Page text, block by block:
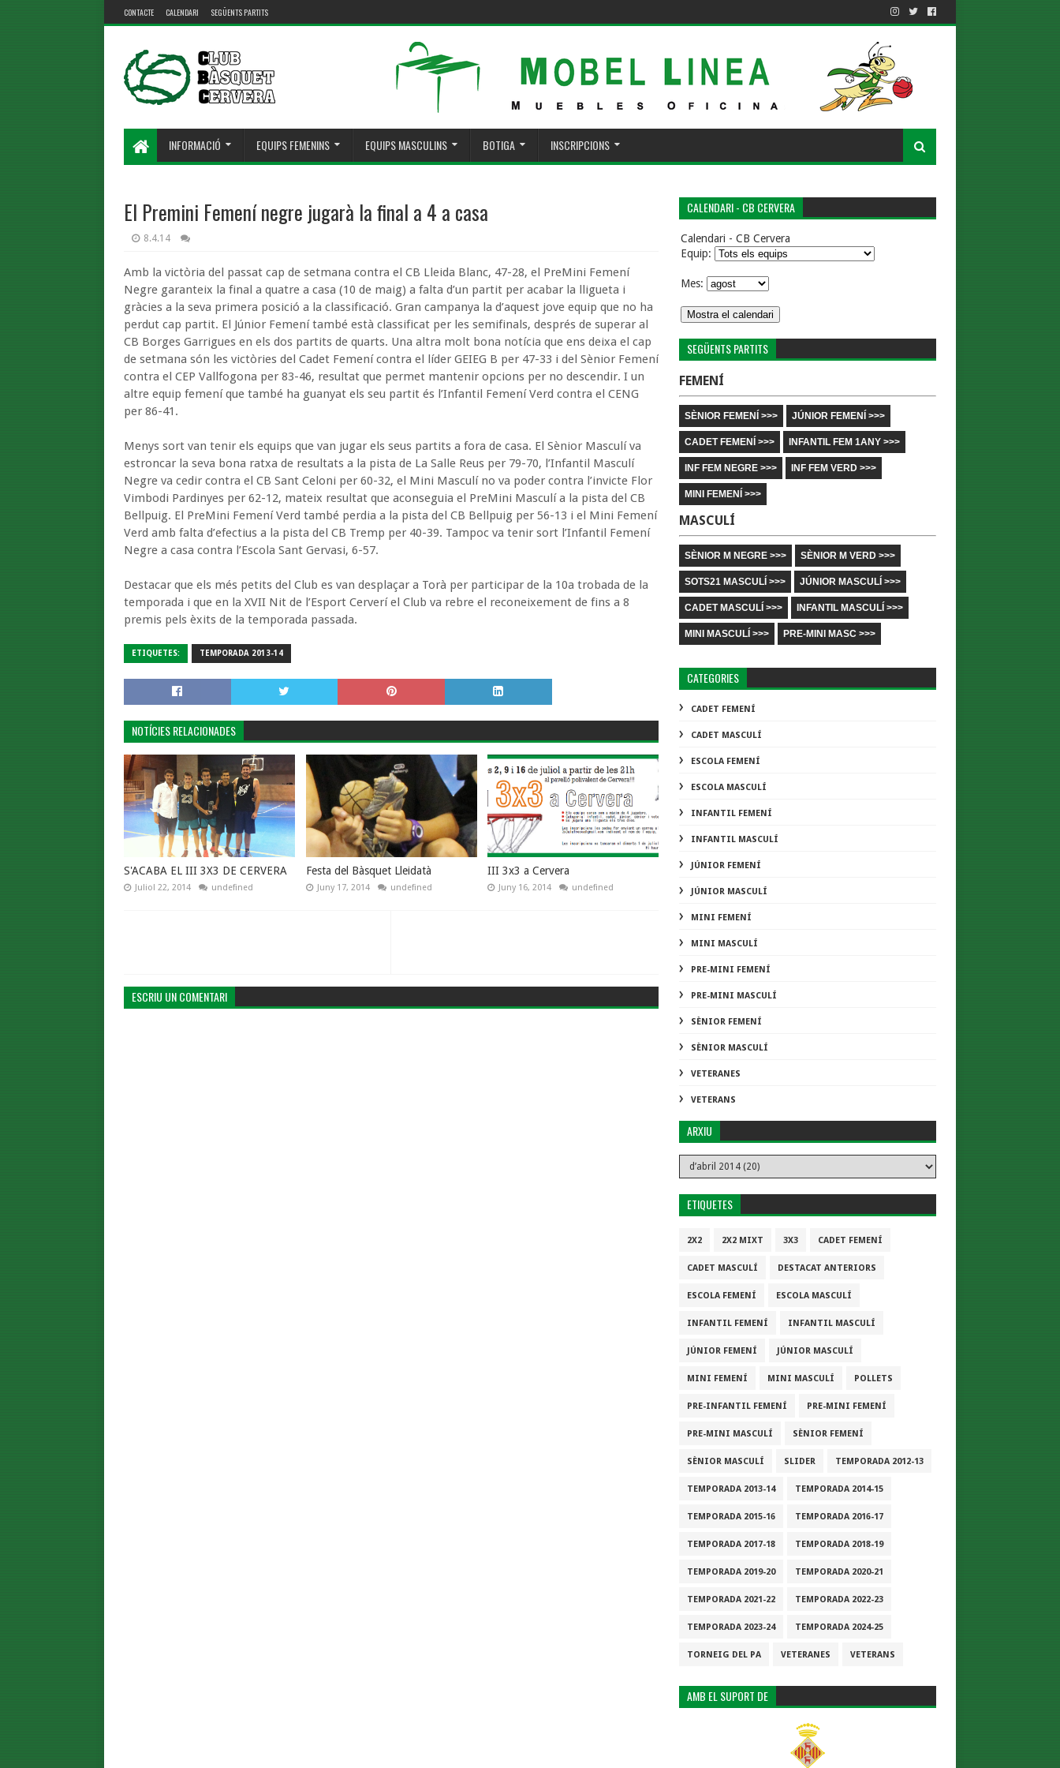
CONTACTE CALENDARI SEGÜENTS PARTITS
INFORMACIÓ EQUIPS FEMENINS EQUIPS MASCULINS BOTIGA INSCRIPCIONS
El Premini Femení negre jugarà la final a 4 a casa
8.4.14
Amb la victòria del passat cap de setmana contra el CB Lleida Blanc, 47-28, el PreMini Femení
Negre garanteix la final a quatre a casa (10 de maig) a falta d’un partit per acabar la lligueta i
gràcies a la seva primera posició a la classificació. Gran campanya la d’aquest jove equip que no ha
perdut cap partit. El Júnior Femení també està classificat per les semifinals, després de superar al
CB Borges Garrigues en els dos partits de quarts. Una altra molt bona notícia que ens deixa el cap
de setmana són les victòries del Cadet Femení contra el líder GEIEG B per 47-33 i del Sènior Femení
contra el CEP Vallfogona per 83-46, resultat que permet mantenir opcions per no descendir. I un
altre equip femení que també ha guanyat els seu partit és l’Infantil Femení Verd contra el CENG
per 86-41.
Menys sort van tenir els equips que van jugar els seus partits a fora de casa. El Sènior Masculí va
estroncar la seva bona ratxa de resultats a la pista de La Salle Reus per 79-70, l’Infantil Masculí
Negre va cedir contra el CB Sant Celoni per 60-32, el Mini Masculí no va poder contra l’invicte Flor
Vimbodi Pardinyes per 62-12, mateix resultat que aconseguia el PreMini Masculí a la pista del CB
Bellpuig. El PreMini Femení Verd també perdia a la pista del CB Bellpuig per 56-13 i el Mini Femení
Verd amb falta d’efectius a la pista del CB Tremp per 40-39. Tampoc va tenir sort l’Infantil Femení
Negre a casa contra l’Escola Sant Gervasi, 6-57.
Destacar que els més petits del Club es van desplaçar a Torà per participar de la 10a trobada de la
temporada i que en la XVII Nit de l’Esport Cerverí el Club va rebre el reconeixement de fins a 8
premis pels èxits de la temporada passada.
ETIQUETES: TEMPORADA 2013-14
NOTÍCIES RELACIONADES
S'ACABA EL III 3X3 DE CERVERA
Juliol 22, 2014 undefined
Festa del Bàsquet Lleidatà
Juny 17, 2014 undefined
III 3x3 a Cervera
Juny 16, 2014 undefined
ESCRIU UN COMENTARI
CALENDARI - CB CERVERA
Calendari - CB Cervera
Equip:
Mes:
SEGÜENTS PARTITS
FEMENÍ
SÈNIOR FEMENÍ >>> JÚNIOR FEMENÍ >>>
CADET FEMENÍ >>> INFANTIL FEM 1ANY >>>
INF FEM NEGRE >>> INF FEM VERD >>>
MINI FEMENÍ >>>
MASCULÍ
SÈNIOR M NEGRE >>> SÈNIOR M VERD >>>
SOTS21 MASCULÍ >>> JÚNIOR MASCULÍ >>>
CADET MASCULÍ >>> INFANTIL MASCULÍ >>>
MINI MASCULÍ >>> PRE-MINI MASC >>>
CATEGORIES
CADET FEMENÍ
CADET MASCULÍ
ESCOLA FEMENÍ
ESCOLA MASCULÍ
INFANTIL FEMENÍ
INFANTIL MASCULÍ
JÚNIOR FEMENÍ
JÚNIOR MASCULÍ
MINI FEMENÍ
MINI MASCULÍ
PRE-MINI FEMENÍ
PRE-MINI MASCULÍ
SÈNIOR FEMENÍ
SÈNIOR MASCULÍ
VETERANES
VETERANS
ARXIU
ETIQUETES
2X2 2X2 MIXT 3X3 CADET FEMENÍ
CADET MASCULÍ DESTACAT ANTERIORS
ESCOLA FEMENÍ ESCOLA MASCULÍ
INFANTIL FEMENÍ INFANTIL MASCULÍ
JÚNIOR FEMENÍ JÚNIOR MASCULÍ
MINI FEMENÍ MINI MASCULÍ POLLETS
PRE-INFANTIL FEMENÍ PRE-MINI FEMENÍ
PRE-MINI MASCULÍ SÈNIOR FEMENÍ
SÈNIOR MASCULÍ SLIDER TEMPORADA 2012-13
TEMPORADA 2013-14 TEMPORADA 2014-15
TEMPORADA 2015-16 TEMPORADA 2016-17
TEMPORADA 2017-18 TEMPORADA 2018-19
TEMPORADA 2019-20 TEMPORADA 2020-21
TEMPORADA 2021-22 TEMPORADA 2022-23
TEMPORADA 2023-24 TEMPORADA 2024-25
TORNEIG DEL PA VETERANES VETERANS
AMB EL SUPORT DE